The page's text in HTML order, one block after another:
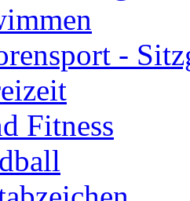
-
Fitness